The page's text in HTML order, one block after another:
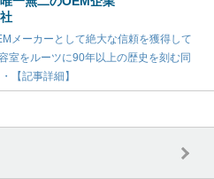
メーカーとして絶大な信頼を獲得して
室をルーツに90年以上の歴史を刻む同
【記事詳細】